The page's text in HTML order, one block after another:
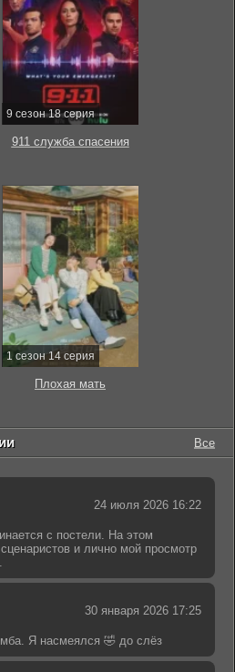
9 сезон 18 серия
911 служба спасения
1 сезон 14 серия
Плохая мать
Все
24 июля 2026 16:22
с постели. На этом
и лично мой просмотр
30 января 2026 17:25
Я насмеялся 🤣 до слёз